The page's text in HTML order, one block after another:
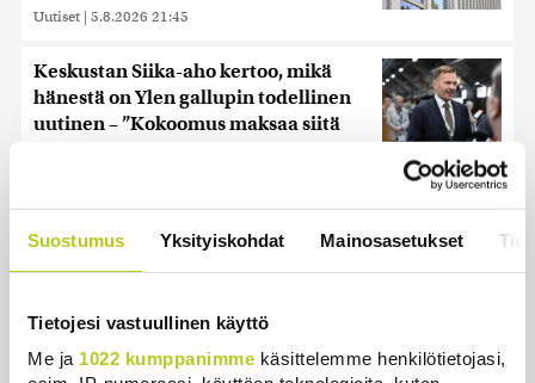
Suostumus Yksityiskohdat Mainosasetukset
Tietojesi vastuullinen käyttö
Me ja 1022 kumppanimme käsittelemme henkilötietojasi,
Uutiset | 5.8.2026 21:45
Keskustan Siika-aho kertoo, mikä
hänestä on Ylen gallupin todellinen
uutinen – ”Kokoomus maksaa siitä
hintaa”
Uusimmat
Historia | Sensaatiolehti piti piilottaa